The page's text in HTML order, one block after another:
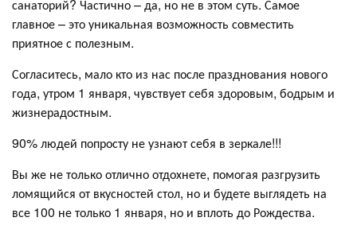
санаторий? Частично – да, но не в этом суть. Самое
главное – это уникальная возможность совместить
приятное с полезным.
Согласитесь, мало кто из нас после празднования нового
года, утром 1 января, чувствует себя здоровым, бодрым и
жизнерадостным.
90% людей попросту не узнают себя в зеркале!!!
Вы же не только отлично отдохнете, помогая разгрузить
ломящийся от вкусностей стол, но и будете выглядеть на
все 100 не только 1 января, но и вплоть до Рождества.